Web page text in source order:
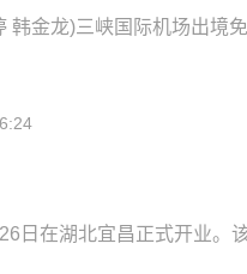
韩金龙)三峡国际机场出境
日在湖北宜昌正式开业。